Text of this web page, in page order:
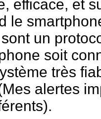
efficace, et
le
un
soit
très
alertes